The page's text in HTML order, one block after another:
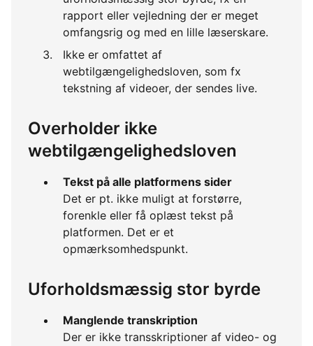
rapport eller vejledning der er meget
omfangsrig og med en lille læserskare.
Ikke er omfattet af
webtilgængelighedsloven, som fx
tekstning af videoer, der sendes live.
Overholder ikke
webtilgængelighedsloven
Tekst på alle platformens sider
Det er pt. ikke muligt at forstørre,
forenkle eller få oplæst tekst på
platformen. Det er et
opmærksomhedspunkt.
Uforholdsmæssig stor byrde
Manglende transkription
Der er ikke transskriptioner af video- og